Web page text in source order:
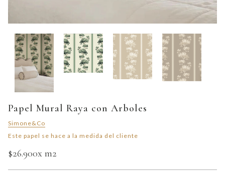
Papel Mural Raya con Arboles
Simone&Co
Este papel se hace a la medida del cliente
$26.900x m2